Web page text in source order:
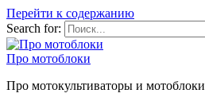
Перейти к содержанию
Search for:
Про мотоблоки
Про мотокультиваторы и мотоблоки